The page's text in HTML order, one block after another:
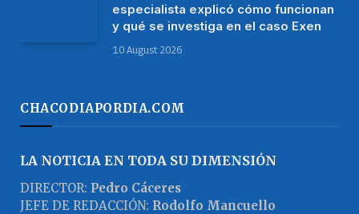
de crédito registrado en abril que siguió en
mayo y junio, no solo pone en duda la
continuidad del consumo en los próximos
acciones del sector financiero. Así lo advierte
en su último reporte la consultora Labor,
Capital and Grouth (LCG) en el cual advierte
que el problema que quedó registrado según
datos oficiales hasta el cuarto mes, tiende a